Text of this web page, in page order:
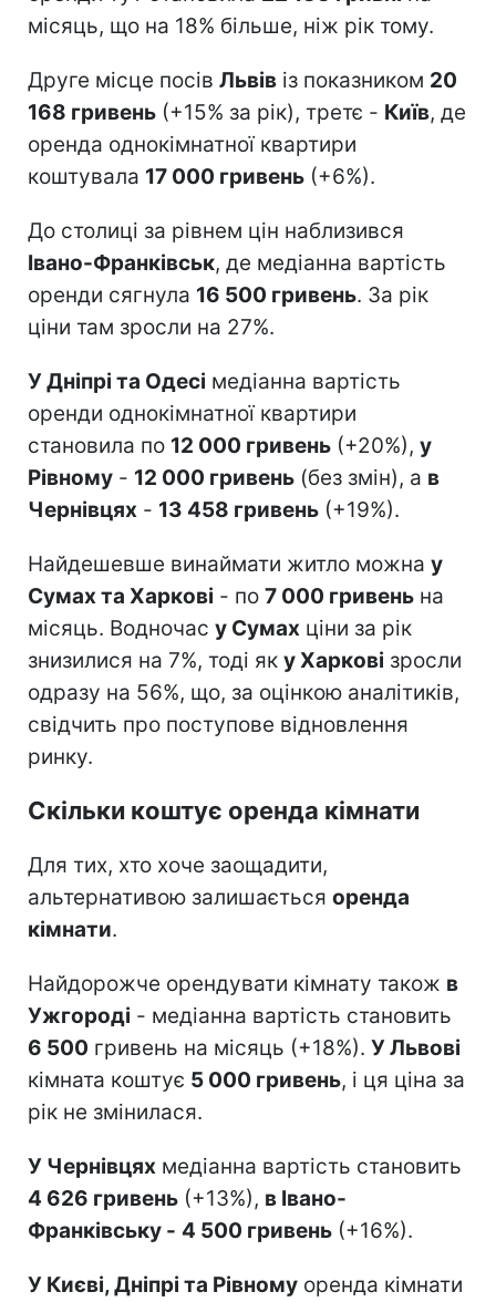
місяць, що на 18% більше, ніж рік тому.
Друге місце посів Львів із показником 20
168 гривень (+15% за рік), третє - Київ, де
оренда однокімнатної квартири
коштувала 17 000 гривень (+6%).
До столиці за рівнем цін наблизився
Івано-Франківськ, де медіанна вартість
оренди сягнула 16 500 гривень. За рік
ціни там зросли на 27%.
У Дніпрі та Одесі медіанна вартість
оренди однокімнатної квартири
становила по 12 000 гривень (+20%), у
Рівному - 12 000 гривень (без змін), а в
Чернівцях - 13 458 гривень (+19%).
Найдешевше винаймати житло можна у
Сумах та Харкові - по 7 000 гривень на
місяць. Водночас у Сумах ціни за рік
знизилися на 7%, тоді як у Харкові зросли
одразу на 56%, що, за оцінкою аналітиків,
свідчить про поступове відновлення
ринку.
Скільки коштує оренда кімнати
Для тих, хто хоче заощадити,
альтернативою залишається оренда
кімнати.
Найдорожче орендувати кімнату також в
Ужгороді - медіанна вартість становить
6 500 гривень на місяць (+18%). У Львові
кімната коштує 5 000 гривень, і ця ціна за
рік не змінилася.
У Чернівцях медіанна вартість становить
4 626 гривень (+13%), в Івано-
Франківську - 4 500 гривень (+16%).
У Києві, Дніпрі та Рівному оренда кімнати